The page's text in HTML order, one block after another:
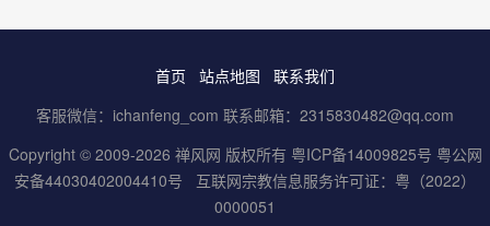
首页 站点地图
联系我们
客服微信：ichanfeng_com 联系邮箱：2315830482@qq.com
Copyright © 2009-2026 禅风网 版权所有 粤ICP备14009825号 粤公网
安备44030402004410号
互联网宗教信息服务许可证：粤（2022）
0000051